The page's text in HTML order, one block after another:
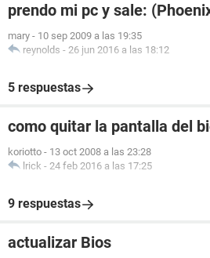
prendo mi pc y sale:
mary - 10 sep 2009 a las 19:35
reynolds - 26 jun 2016 a las 18:12
5 respuestas
como quitar la pantalla del
koriotto - 13 oct 2008 a las 23:28
lrick - 24 feb 2016 a las 17:25
9 respuestas
actualizar Bios